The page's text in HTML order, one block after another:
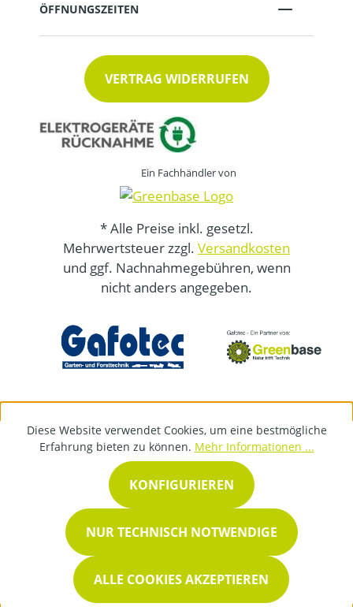
ÖFFNUNGSZEITEN
VERTRAG WIDERRUFEN
Ein Fachhändler von
* Alle Preise inkl. gesetzl.
Mehrwertsteuer zzgl. Versandkosten
und ggf. Nachnahmegebühren, wenn
nicht anders angegeben.
Diese Website verwendet Cookies, um eine bestmögliche
Erfahrung bieten zu können. Mehr Informationen ...
NUR TECHNISCH NOTWENDIGE
KONFIGURIEREN
ALLE COOKIES AKZEPTIEREN